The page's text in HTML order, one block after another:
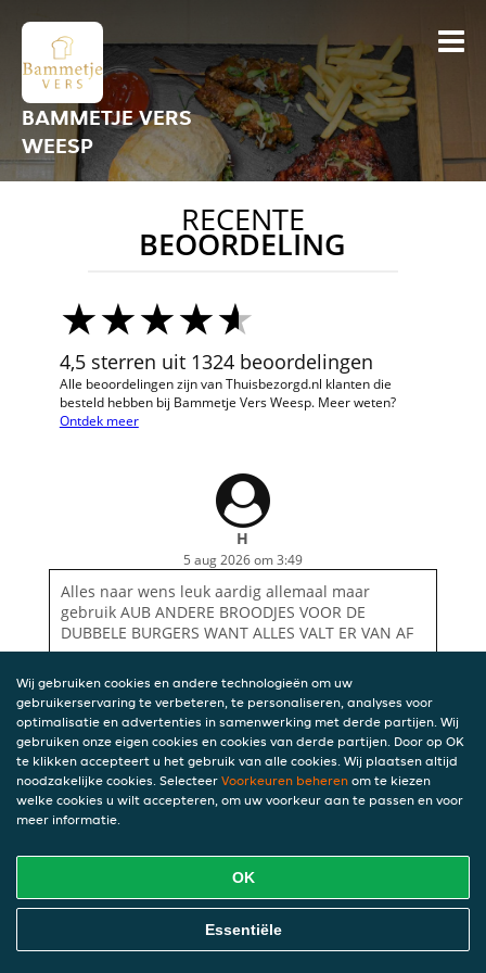
BAMMETJE VERS
WEESP
RECENTE
BEOORDELING
4,5 sterren uit 1324 beoordelingen
Alle beoordelingen zijn van Thuisbezorgd.nl klanten die
besteld hebben bij Bammetje Vers Weesp. Meer weten?
Ontdek meer
H
5 aug 2026 om 3:49
Alles naar wens leuk aardig allemaal maar
gebruik AUB ANDERE BROODJES VOOR DE
DUBBELE BURGERS WANT ALLES VALT ER VAN AF
Wij gebruiken cookies en andere technologieën om uw
gebruikerservaring te verbeteren, te personaliseren, analyses voor
optimalisatie en advertenties in samenwerking met derde partijen. Wij
gebruiken onze eigen cookies en cookies van derde partijen. Door op OK
te klikken accepteert u het gebruik van alle cookies. Wij plaatsen altijd
noodzakelijke cookies. Selecteer Voorkeuren beheren om te kiezen
welke cookies u wilt accepteren, om uw voorkeur aan te passen en voor
meer informatie.
OK
Essentiële